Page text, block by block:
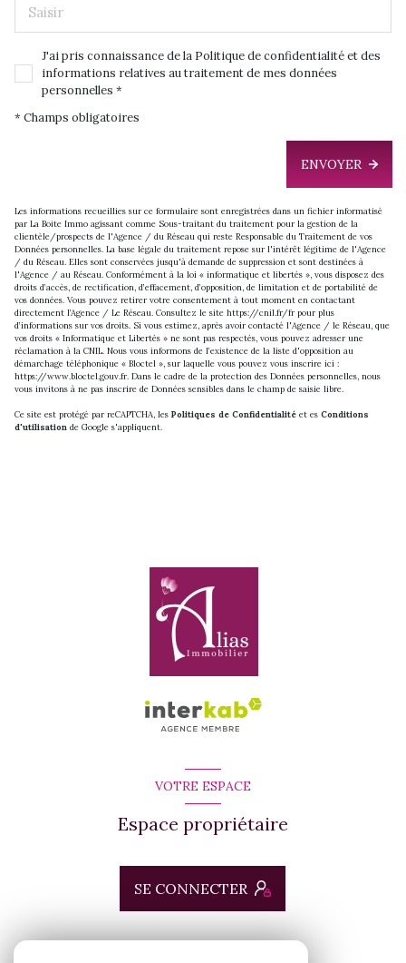
J'ai pris connaissance de la Politique de confidentialité et des
informations relatives au traitement de mes données
personnelles *
* Champs obligatoires
ENVOYER
Les informations recueillies sur ce formulaire sont enregistrées dans un fichier informatisé
par La Boite Immo agissant comme Sous-traitant du traitement pour la gestion de la
clientèle/prospects de l'Agence / du Réseau qui reste Responsable du Traitement de vos
Données personnelles. La base légale du traitement repose sur l'intérêt légitime de l'Agence
/ du Réseau. Elles sont conservées jusqu'à demande de suppression et sont destinées à
l'Agence / au Réseau. Conformément à la loi « informatique et libertés », vous disposez des
droits d’accès, de rectification, d’effacement, d’opposition, de limitation et de portabilité de
vos données. Vous pouvez retirer votre consentement à tout moment en contactant
directement l’Agence / Le Réseau. Consultez le site https://cnil.fr/frpour plus
d’informations sur vos droits. Si vous estimez, après avoir contacté l'Agence / le Réseau, que
vos droits « Informatique et Libertés » ne sont pas respectés, vous pouvez adresser une
réclamation à la CNIL. Nous vous informons de l’existence de la liste d'opposition au
démarchage téléphonique « Bloctel », sur laquelle vous pouvez vous inscrire ici :
https://www.bloctel.gouv.fr. Dans le cadre de la protection des Données personnelles, nous
vous invitons à ne pas inscrire de Données sensibles dans le champ de saisie libre.
Ce site est protégé par reCAPTCHA, les Politiques de Confidentialité et es Conditions
d'utilisation de Google s'appliquent.
VOTRE ESPACE
Espace propriétaire
SE CONNECTER